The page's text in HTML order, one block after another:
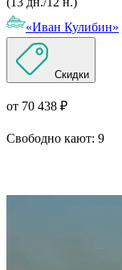
«Иван Кулибин»
Скидки
от 70 438 ₽
Свободно кают: 9